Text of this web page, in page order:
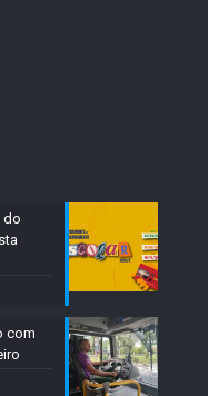
do
com